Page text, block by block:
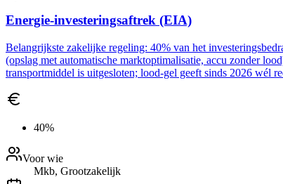
Energie-investeringsaftrek (EIA)
Belangrijkste zakelijke regeling: 40% van het
(opslag met automatische marktoptimalisatie, accu zonder
transportmiddel is uitgesloten; lood-gel geeft sinds 2026 wél
40%
Voor wie
Mkb, Grootzakelijk